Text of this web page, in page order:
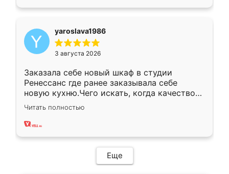
yaroslava1986
3 августа 2026
Заказала себе новый шкаф в студии
Ренессанс где ранее заказывала себе
новую кухню.Чего искать, когда качеством
вполне довольна. Служит кухня уже почти
два года, нареканий нет.
Читать полностью
Еще